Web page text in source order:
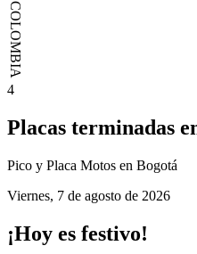
COLOMBIA
4
Placas terminadas
Pico y Placa Motos en Bogotá
Viernes, 7 de agosto de 2026
¡Hoy es festivo!